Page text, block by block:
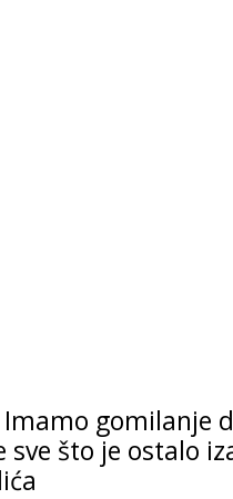
gomilanje
sve što je ostalo